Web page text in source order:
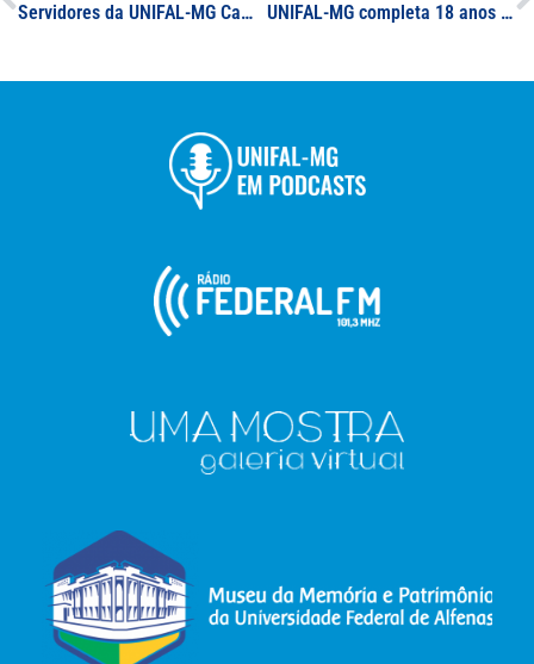
Servidores da UNIFAL-MG Campus Poços de Caldas participam de Workshop de Metodologias Ativas de Ensino na Unicamp UNIFAL-MG completa 18 anos como universidade federal